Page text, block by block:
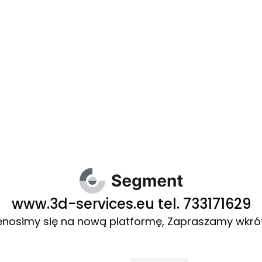
www.3d-services.eu tel. 733171629
się na nową platformę, Zapraszamy